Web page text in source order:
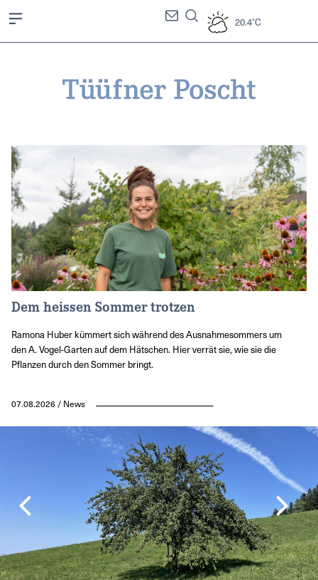
20.4°C
Dem heissen Sommer trotzen
Ramona Huber kümmert sich während des Ausnahmesommers um
den A. Vogel-Garten auf dem Hätschen. Hier verrät sie, wie sie die
Pflanzen durch den Sommer bringt.
07.08.2026 / News